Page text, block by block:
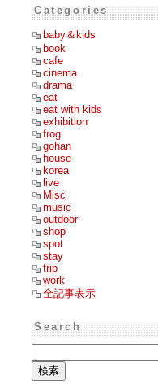
Categories
baby＆kids
book
cafe
cinema
drama
eat
eat with kids
exhibition
frog
gohan
house
korea
live
Misc
music
outdoor
shop
spot
stay
trip
work
全記事表示
Search